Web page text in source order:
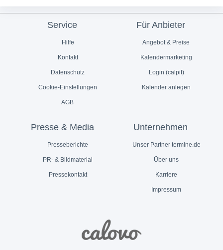
Service
Hilfe
Kontakt
Datenschutz
Cookie-Einstellungen
AGB
Für Anbieter
Angebot & Preise
Kalendermarketing
Login (calpit)
Kalender anlegen
Presse & Media
Presseberichte
PR- & Bildmaterial
Pressekontakt
Unternehmen
Unser Partner termine.de
Über uns
Karriere
Impressum